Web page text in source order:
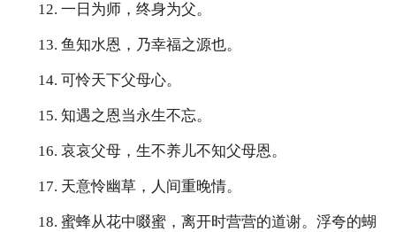
12. 一日为师，终身为父。
13. 鱼知水恩，乃幸福之源也。
14. 可怜天下父母心。
15. 知遇之恩当永生不忘。
16. 哀哀父母，生不养儿不知父母恩。
17. 天意怜幽草，人间重晚情。
18. 蜜蜂从花中啜蜜，离开时营营的道谢。浮夸的蝴